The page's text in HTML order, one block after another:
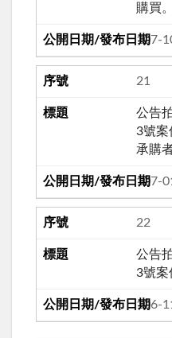
購買。
107-
21
公告
3號案
承購
107-
22
公告
3號案
106-